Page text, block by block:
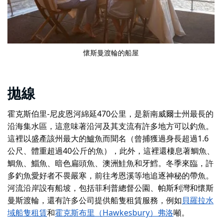
懷斯曼渡輪的船屋
拋線
霍克斯伯里-尼皮恩河綿延470公里，是新南威爾士州最長的
沿海集水區，這意味著沿河及其支流有許多地方可以釣魚。
這裡以盛產該州最大的鱸魚而聞名（曾捕獲過身長超過1.6
公尺、體重超過40公斤的魚），此外，這裡還棲息著鯛魚、
鯛魚、鯔魚、暗色扁頭魚、澳洲鮭魚和牙鱈。冬季來臨，許
多釣魚愛好者不畏嚴寒，前往考恩溪等地追逐神秘的帶魚。
河流沿岸設有船坡，包括菲利普總督公園、帕斯利灣和懷斯
曼斯渡輪，還有許多公司提供船隻租賃服務，例如貝羅拉水
域船隻租賃和霍克斯布里（Hawkesbury）弗洛噸。